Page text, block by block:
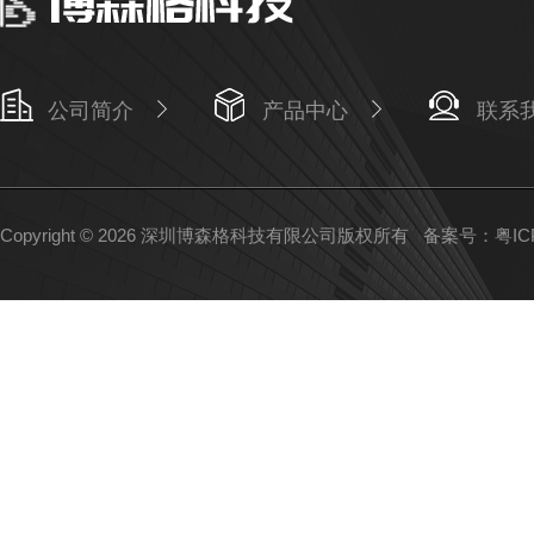
公司简介 产品中心 联系
Copyright © 2026 深圳博森格科技有限公司版权所有备案号：粤